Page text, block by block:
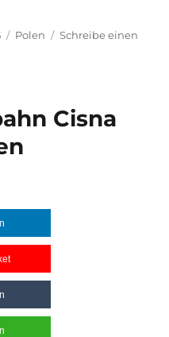
Kategorien
Polen
Schreibe einen
Cisna